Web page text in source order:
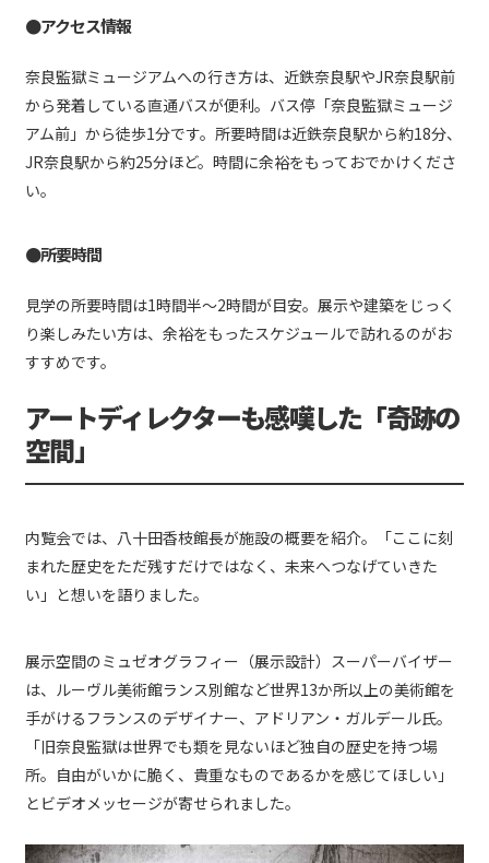
●アクセス情報
奈良監獄ミュージアムへの行き方は、近鉄奈良駅やJR奈良駅前
から発着している直通バスが便利。バス停「奈良監獄ミュージ
アム前」から徒歩1分です。所要時間は近鉄奈良駅から約18分、
JR奈良駅から約25分ほど。時間に余裕をもっておでかけくださ
い。
●所要時間
見学の所要時間は1時間半〜2時間が目安。展示や建築をじっく
り楽しみたい方は、余裕をもったスケジュールで訪れるのがお
すすめです。
アートディレクターも感嘆した「奇跡の
空間」
内覧会では、八十田香枝館長が施設の概要を紹介。「ここに刻
まれた歴史をただ残すだけではなく、未来へつなげていきた
い」と想いを語りました。
展示空間のミュゼオグラフィー（展示設計）スーパーバイザー
は、ルーヴル美術館ランス別館など世界13か所以上の美術館を
手がけるフランスのデザイナー、アドリアン・ガルデール氏。
「旧奈良監獄は世界でも類を見ないほど独自の歴史を持つ場
所。自由がいかに脆く、貴重なものであるかを感じてほしい」
とビデオメッセージが寄せられました。